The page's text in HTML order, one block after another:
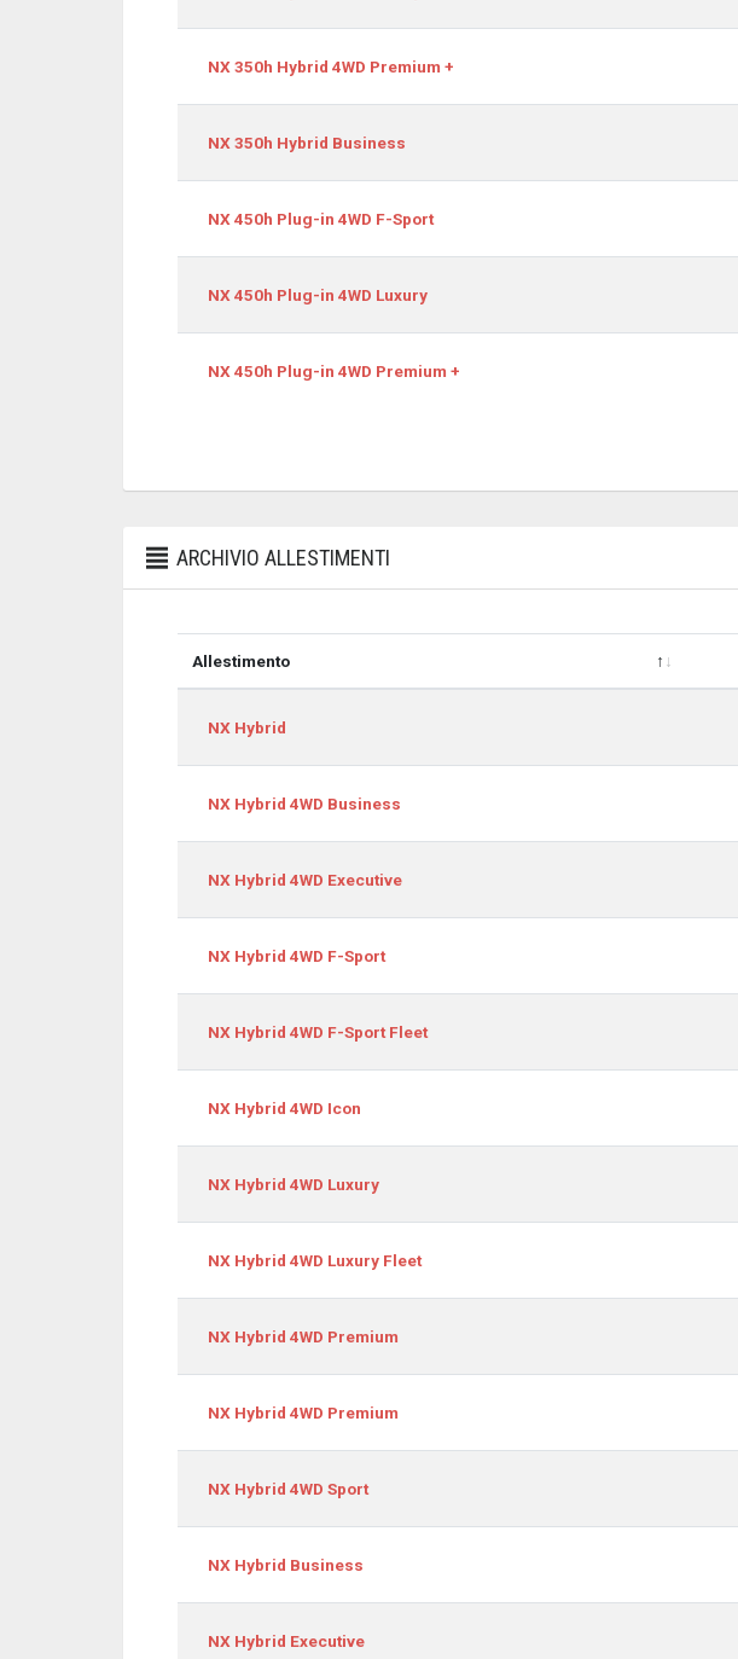
NX 350h Hybrid 4WD Premium +
NX 350h Hybrid Business
NX 450h Plug-in 4WD F-Sport
NX 450h Plug-in 4WD Luxury
NX 450h Plug-in 4WD Premium +
ARCHIVIO ALLESTIMENTI
Allestimento
NX Hybrid
NX Hybrid 4WD Business
NX Hybrid 4WD Executive
NX Hybrid 4WD F-Sport
NX Hybrid 4WD F-Sport Fleet
NX Hybrid 4WD Icon
NX Hybrid 4WD Luxury
NX Hybrid 4WD Luxury Fleet
NX Hybrid 4WD Premium
NX Hybrid 4WD Premium
NX Hybrid 4WD Sport
NX Hybrid Business
NX Hybrid Executive